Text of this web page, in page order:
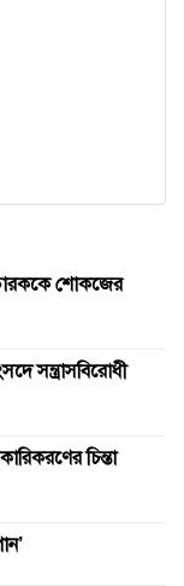
শোকজের
সন্ত্রাসবিরোধী
চিন্তা